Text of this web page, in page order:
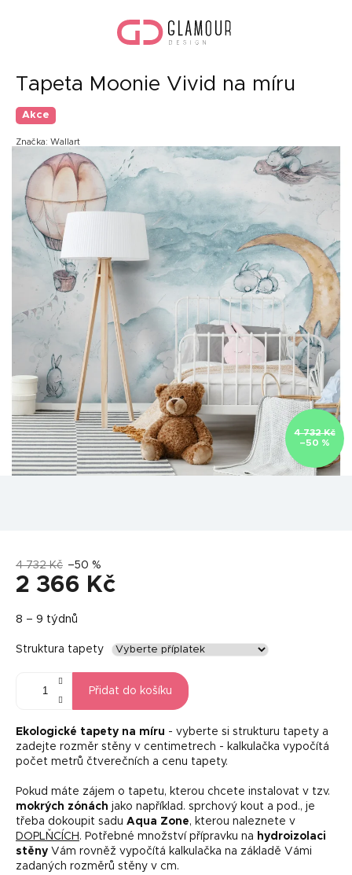
Tapeta Moonie Vivid na míru
Akce
Značka: Wallart
4 732 Kč
–50 %
4 732 Kč –50 %
2 366 Kč
cena:
8 – 9 týdnů
Struktura tapety
Přidat do košíku
Ekologické tapety na míru - vyberte si strukturu tapety a
zadejte rozměr stěny v centimetrech - kalkulačka vypočítá
počet metrů čtverečních a cenu tapety.
Pokud máte zájem o tapetu, kterou chcete instalovat v tzv.
mokrých zónách jako například. sprchový kout a pod., je
třeba dokoupit sadu Aqua Zone, kterou naleznete v
DOPLŇCÍCH . Potřebné množství přípravku na hydroizolaci
stěny Vám rovněž vypočítá kalkulačka na základě Vámi
zadaných rozměrů stěny v cm.